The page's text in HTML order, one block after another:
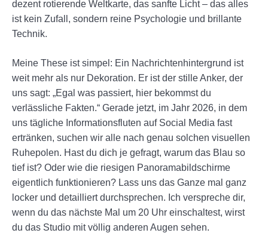
dezent rotierende Weltkarte, das sanfte Licht – das alles
ist kein Zufall, sondern reine Psychologie und brillante
Technik.
Meine These ist simpel: Ein Nachrichtenhintergrund ist
weit mehr als nur Dekoration. Er ist der stille Anker, der
uns sagt: „Egal was passiert, hier bekommst du
verlässliche Fakten.“ Gerade jetzt, im Jahr 2026, in dem
uns tägliche Informationsfluten auf Social Media fast
ertränken, suchen wir alle nach genau solchen visuellen
Ruhepolen. Hast du dich je gefragt, warum das Blau so
tief ist? Oder wie die riesigen Panoramabildschirme
eigentlich funktionieren? Lass uns das Ganze mal ganz
locker und detailliert durchsprechen. Ich verspreche dir,
wenn du das nächste Mal um 20 Uhr einschaltest, wirst
du das Studio mit völlig anderen Augen sehen.